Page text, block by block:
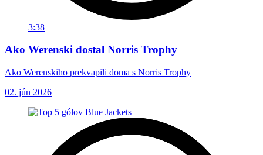
3:38
Ako Werenski dostal Norris Trophy
Ako Werenskiho prekvapili doma s Norris Trophy
02. jún 2026